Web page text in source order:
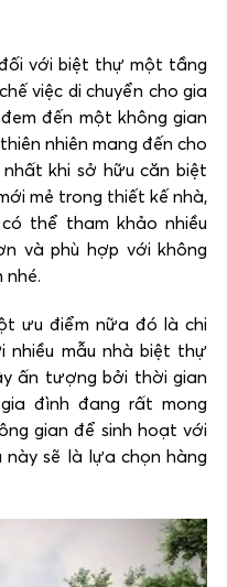
đối với biệt thự một tầng
việc di chuyển cho gia
đến một không gian
nhiên mang đến cho
khi sở hữu căn biệt
mẻ trong thiết kế nhà,
thể tham khảo nhiều
và phù hợp với không
nhé.
ưu điểm nữa đó là chi
nhiều mẫu nhà biệt thự
ấn tượng bởi thời gian
đình đang rất mong
gian để sinh hoạt với
này sẽ là lựa chọn hàng